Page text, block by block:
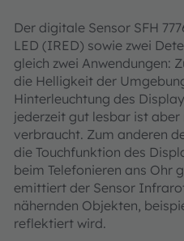
Der digitale Sensor SFH
LED (IRED) sowie zwei
gleich zwei Anwendungen:
die Helligkeit der
Hinterleuchtung des
jederzeit gut lesbar ist
verbraucht. Zum anderen
die Touchfunktion des
beim Telefonieren ans Ohr
emittiert der Sensor
nähernden Objekten,
reflektiert wird.